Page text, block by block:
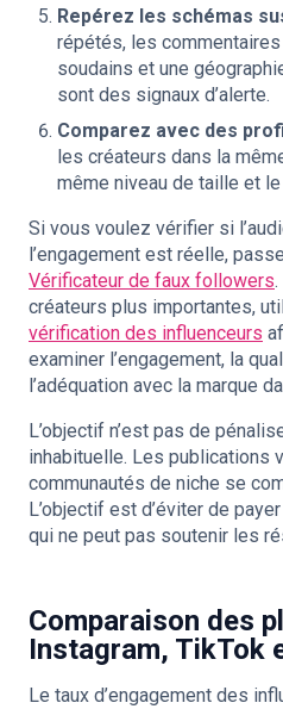
Repérez les schémas
répétés, les
soudains et une
sont des signaux d’alerte.
Comparez avec des
les créateurs dans la
même niveau de taille et
Si vous voulez vérifier si
l’engagement est réelle,
Vérificateur de faux followers
créateurs plus importantes,
vérification des influenceurs
examiner l’engagement, la
l’adéquation avec la marque
L’objectif n’est pas de
inhabituelle. Les publications
communautés de niche se
L’objectif est d’éviter de
qui ne peut pas soutenir les
Comparaison des
Instagram, TikTok
Le taux d’engagement des